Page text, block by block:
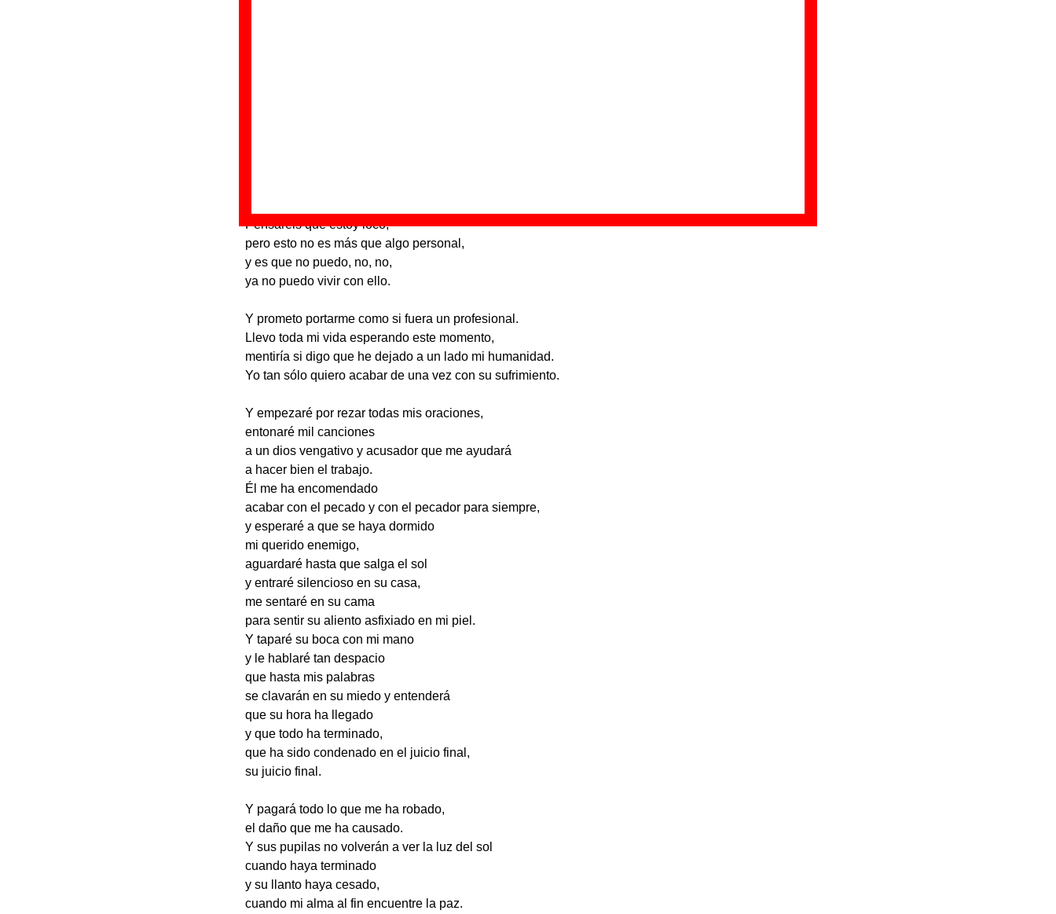
Pensaréis que estoy loco,
pero esto no es más que algo personal,
y es que no puedo, no, no,
ya no puedo vivir con ello.
Y prometo portarme como si fuera un profesional.
Llevo toda mi vida esperando este momento,
mentiría si digo que he dejado a un lado mi humanidad.
Yo tan sólo quiero acabar de una vez con su sufrimiento.
Y empezaré por rezar todas mis oraciones,
entonaré mil canciones
a un dios vengativo y acusador que me ayudará
a hacer bien el trabajo.
Él me ha encomendado
acabar con el pecado y con el pecador para siempre,
y esperaré a que se haya dormido
mi querido enemigo,
aguardaré hasta que salga el sol
y entraré silencioso en su casa,
me sentaré en su cama
para sentir su aliento asfixiado en mi piel.
Y taparé su boca con mi mano
y le hablaré tan despacio
que hasta mis palabras
se clavarán en su miedo y entenderá
que su hora ha llegado
y que todo ha terminado,
que ha sido condenado en el juicio final,
su juicio final.
Y pagará todo lo que me ha robado,
el daño que me ha causado.
Y sus pupilas no volverán a ver la luz del sol
cuando haya terminado
y su llanto haya cesado,
cuando mi alma al fin encuentre la paz.